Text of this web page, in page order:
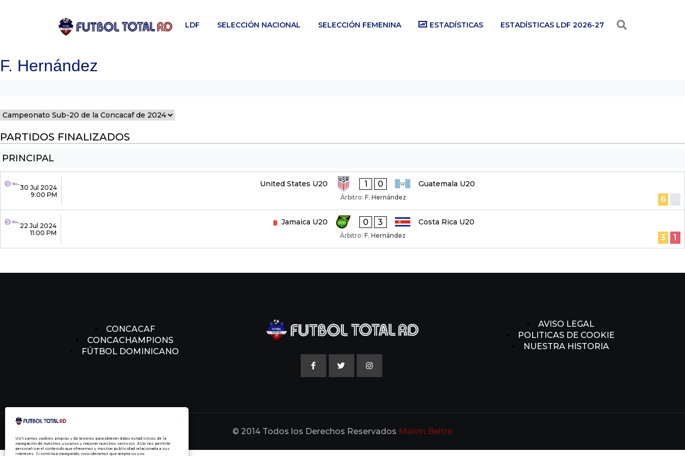
Utilizamos cookies propias y de terceros para obtener datos estadísticos de la
navegación de nuestros usuarios y mejorar nuestros servicios. Esto nos permite
personalizar el contenido que ofrecemos y mostrar publicidad relacionada a sus
intereses. Si continúa navegando, consideramos que acepta su uso.
LDF SELECCIÓN NACIONAL SELECCIÓN FEMENINA ESTADÍSTICAS ESTADÍSTICAS LDF 2026-27
F. Hernández
PARTIDOS FINALIZADOS
PRINCIPAL
30 Jul 2024
9:00 PM
United States U20 1 0 Guatemala U20
Árbitro: F. Hernández 6
22 Jul 2024
11:00 PM
Jamaica U20 0 3 Costa Rica U20
Árbitro: F. Hernández 3 1
CONCACAF
CONCACHAMPIONS
FÚTBOL DOMINICANO
AVISO LEGAL
POLITICAS DE COOKIE
NUESTRA HISTORIA
© 2014 Todos los Derechos Reservados Malvin Beltre